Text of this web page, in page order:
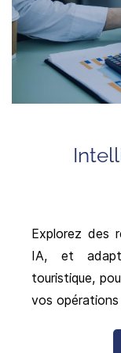
Explorez des
IA, et
touristique,
vos